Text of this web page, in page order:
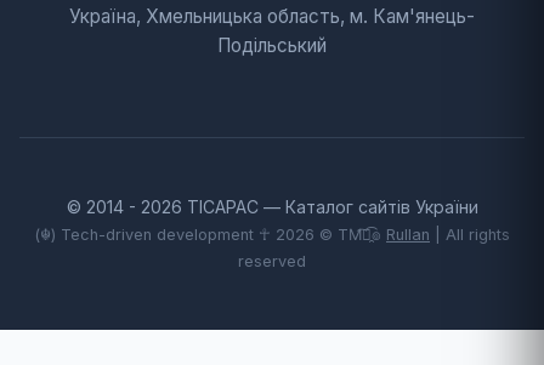
Україна, Хмельницька область, м. Кам'янець-
Подільський
© 2014 - 2026 TICAPAC — Каталог сайтів України
(☬) Tech-driven development ☥ 2026 © TM͡๏̯͡๏ Rullan | All rights
reserved